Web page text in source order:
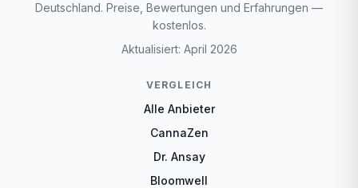
Deutschland. Preise, Bewertungen und Erfahrungen —
kostenlos.
Aktualisiert: April 2026
VERGLEICH
Alle Anbieter
CannaZen
Dr. Ansay
Bloomwell